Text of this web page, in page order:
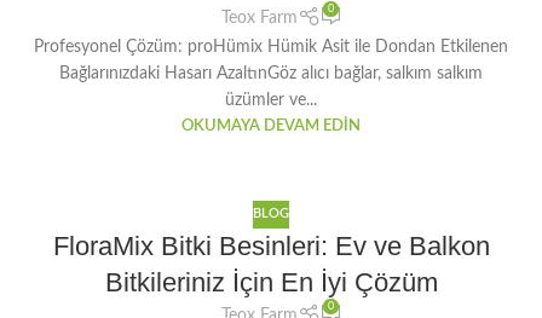
Teox Farm
0
Profesyonel Çözüm: proHümix Hümik Asit ile Dondan Etkilenen
Bağlarınızdaki Hasarı AzaltınGöz alıcı bağlar, salkım salkım
üzümler ve...
OKUMAYA DEVAM EDIN
BLOG
FloraMix Bitki Besinleri: Ev ve Balkon
Bitkileriniz İçin En İyi Çözüm
0